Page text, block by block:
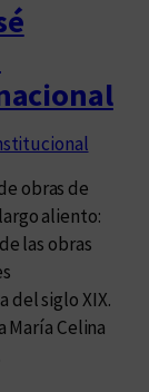
obras de
aliento:
las obras
siglo XIX.
María Celina